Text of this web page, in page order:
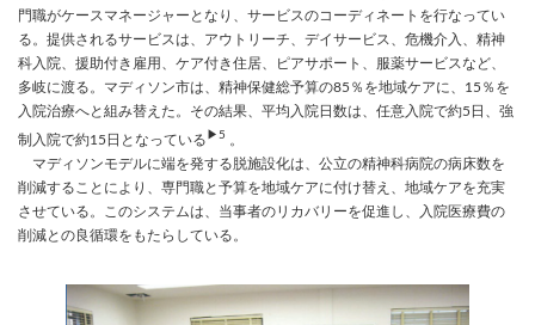
門職がケースマネージャーとなり、サービスのコーディネートを行なってい
る。提供されるサービスは、アウトリーチ、デイサービス、危機介入、精神
科入院、援助付き雇用、ケア付き住居、ピアサポート、服薬サービスなど、
多岐に渡る。マディソン市は、精神保健総予算の85％を地域ケアに、15％を
入院治療へと組み替えた。その結果、平均入院日数は、任意入院で約5日、強
制入院で約15日となっている ▶5 。
マディソンモデルに端を発する脱施設化は、公立の精神科病院の病床数を
削減することにより、専門職と予算を地域ケアに付け替え、地域ケアを充実
させている。このシステムは、当事者のリカバリーを促進し、入院医療費の
削減との良循環をもたらしている。